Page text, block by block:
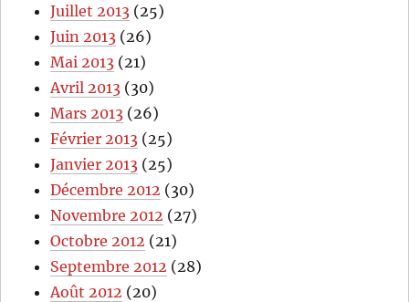
Juillet 2013 (25)
Juin 2013 (26)
Mai 2013 (21)
Avril 2013 (30)
Mars 2013 (26)
Février 2013 (25)
Janvier 2013 (25)
Décembre 2012 (30)
Novembre 2012 (27)
Octobre 2012 (21)
Septembre 2012 (28)
Août 2012 (20)